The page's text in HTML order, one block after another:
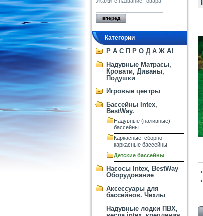
Категории
Р А С П Р О Д А Ж А!
Надувные Матрасы,
Кровати, Диваны,
Подушки
Игровые центры
Бассейны Intex,
BestWay.
Надувные (наливные)
бассейны
Каркасные, сборно-
каркасные бассейны
Детские бассейны
Насосы Intex, BestWay
Оборудование
Аксессуары для
бассейнов. Чехлы
Надувные лодки ПВХ,